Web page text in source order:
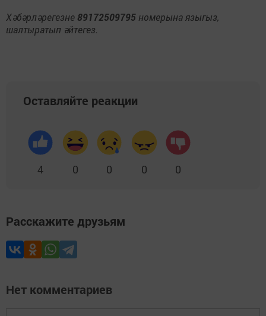
Хәбәрләрегезне 89172509795 номерына языгыз,
шалтыратып әйтегез.
Оставляйте реакции
4 0 0 0 0
Расскажите друзьям
Нет комментариев